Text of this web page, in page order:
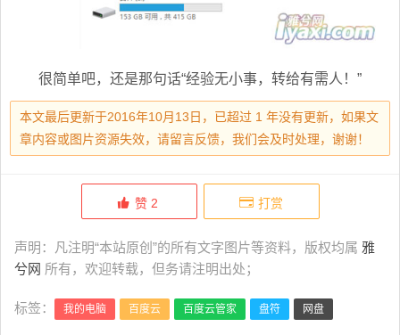
很简单吧，还是那句话“经验无小事，转给有需人！”
本文最后更新于2016年10月13日，已超过 1 年没有更新，如果文
章内容或图片资源失效，请留言反馈，我们会及时处理，谢谢！
赞 2 打赏
声明：凡注明“本站原创”的所有文字图片等资料，版权均属 雅
兮网 所有，欢迎转载，但务请注明出处；
标签： 我的电脑 百度云 百度云管家 盘符 网盘